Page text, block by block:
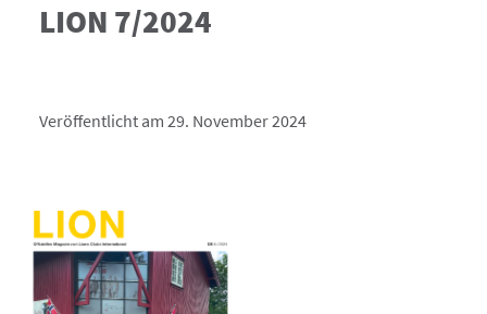
LION 7/2024
Veröffentlicht am 29. November 2024